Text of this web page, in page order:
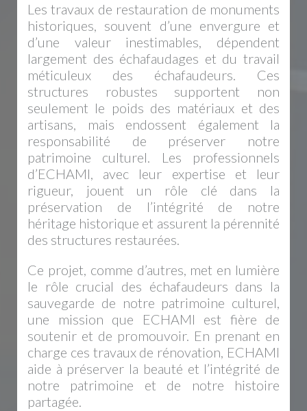
Les travaux de restauration de monuments
historiques, souvent d’une envergure et
d’une valeur inestimables, dépendent
largement des échafaudages et du travail
méticuleux des échafaudeurs. Ces
structures robustes supportent non
seulement le poids des matériaux et des
artisans, mais endossent également la
responsabilité de préserver notre
patrimoine culturel. Les professionnels
d’ECHAMI, avec leur expertise et leur
rigueur, jouent un rôle clé dans la
préservation de l’intégrité de notre
héritage historique et assurent la pérennité
des structures restaurées.
Ce projet, comme d’autres, met en lumière
le rôle crucial des échafaudeurs dans la
sauvegarde de notre patrimoine culturel,
une mission que ECHAMI est fière de
soutenir et de promouvoir. En prenant en
charge ces travaux de rénovation, ECHAMI
aide à préserver la beauté et l’intégrité de
notre patrimoine et de notre histoire
partagée.